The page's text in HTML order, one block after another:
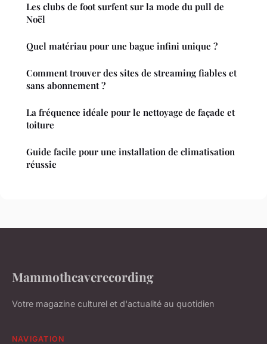
Les clubs de foot surfent sur la mode du pull de
Noël
Quel matériau pour une bague infini unique ?
Comment trouver des sites de streaming fiables et
sans abonnement ?
La fréquence idéale pour le nettoyage de façade et
toiture
Guide facile pour une installation de climatisation
réussie
Mammothcaverecording
Votre magazine culturel et d'actualité au quotidien
NAVIGATION